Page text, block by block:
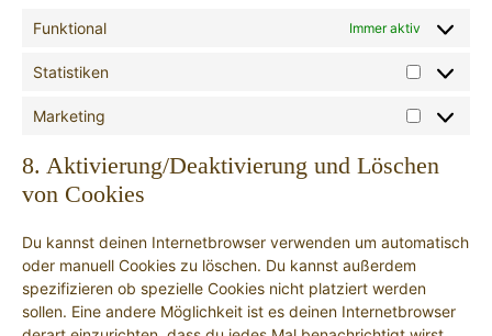
Funktional Immer aktiv
Statistiken
Marketing
Marketing
8. Aktivierung/Deaktivierung und Löschen
von Cookies
Du kannst deinen Internetbrowser verwenden um automatisch
oder manuell Cookies zu löschen. Du kannst außerdem
spezifizieren ob spezielle Cookies nicht platziert werden
sollen. Eine andere Möglichkeit ist es deinen Internetbrowser